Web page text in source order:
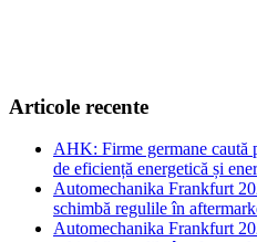
Articole recente
AHK: Firme germane caută
de eficiență energetică și
Automechanika Frankfurt
schimbă regulile în
Automechanika Frankfurt